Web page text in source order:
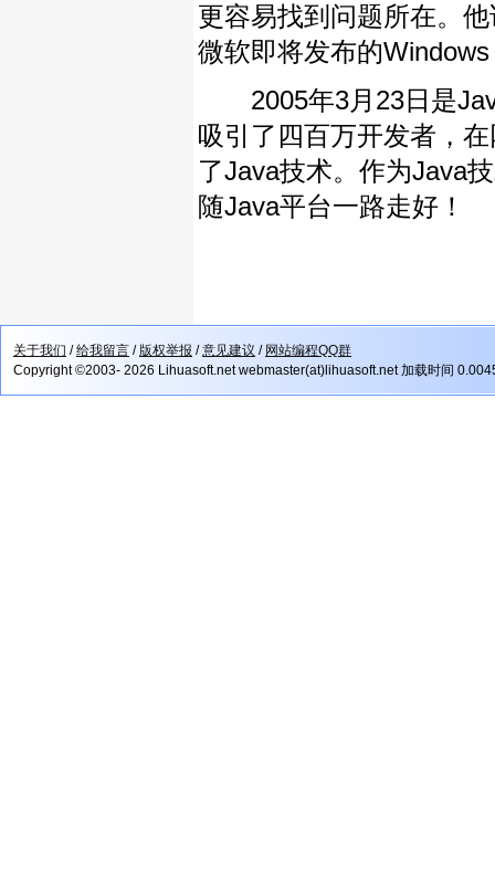
更容易找到问题所在。
微软即将发布的
2005年3月23日是
吸引了四百万开发者，
了Java技术。作为Java
随Java平台一路走好！
关于我们 /给我留言 /版权举报 /意见建议 / 网站编程QQ群
Copyright ©2003- 2026 Lihuasoft.net webmaster(at)lihuasoft.net 加载时间